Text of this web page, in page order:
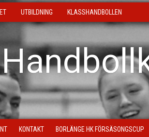
UTBILDNING KLASSHANDBOLLEN
KONTAKT BORLÄNGE HK FÖRSÄSONGSCUP